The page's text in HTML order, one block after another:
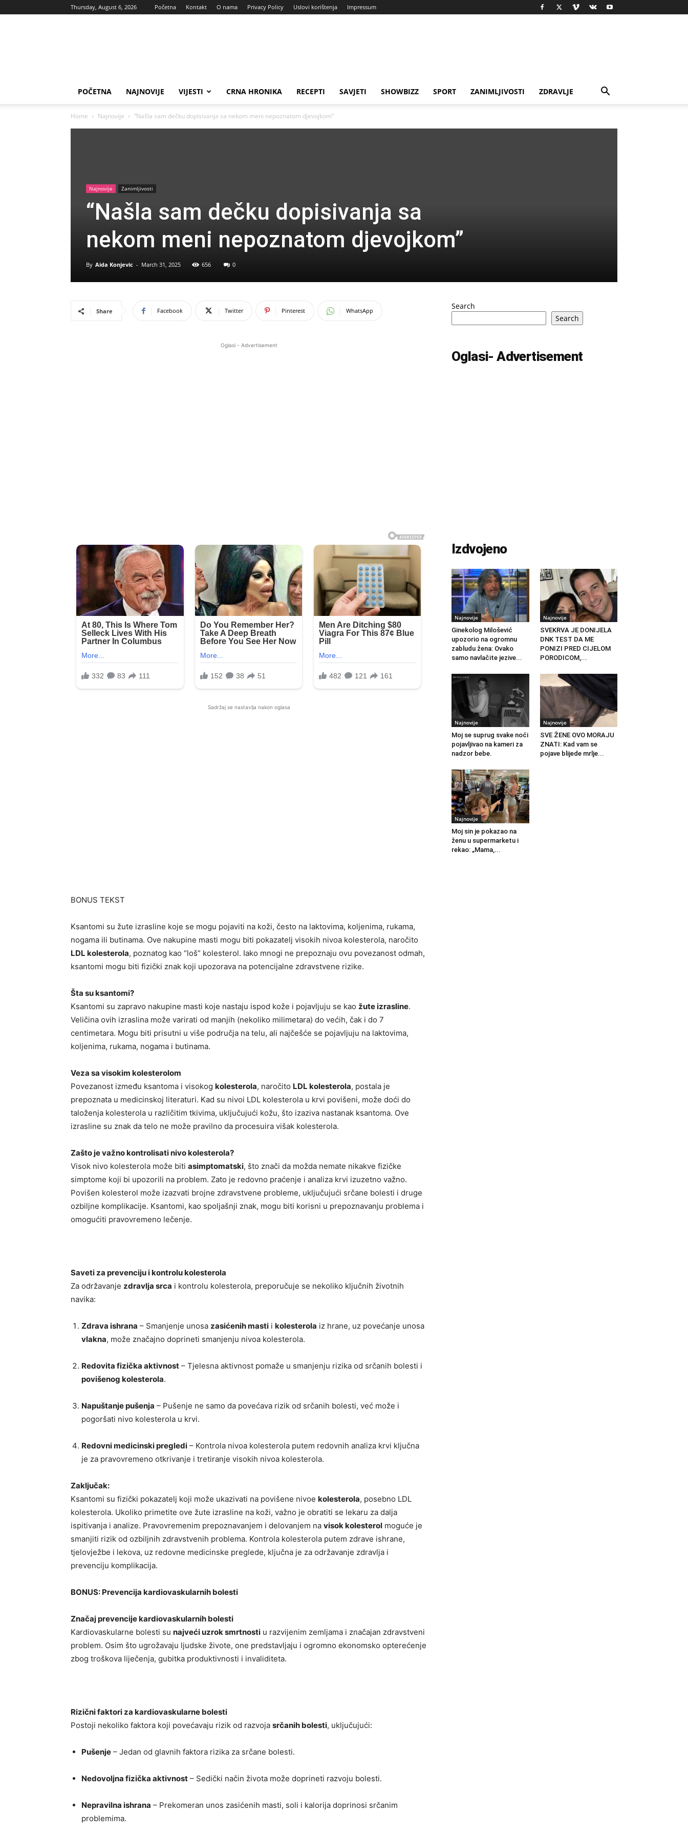
Thursday, August 6, 2026 Početna Kontakt O nama Privacy Policy Uslovi korištenja Impressum
POČETNA NAJNOVIJE VIJESTI CRNA HRONIKA RECEPTI SAVJETI SHOWBIZZ SPORT ZANIMLJIVOSTI ZDRAVLJE
Home Najnovije “Našla sam dečku dopisivanja sa nekom meni nepoznatom djevojkom”
Najnovije Zanimljivosti
“Našla sam dečku dopisivanja sa
nekom meni nepoznatom djevojkom”
By Aida Konjevic - March 31, 2025 656 0
Share Facebook Twitter Pinterest WhatsApp
Oglasi - Advertisement
Sadržaj se nastavlja nakon oglasa
BONUS TEKST
Ksantomi su žute izrasline koje se mogu pojaviti na koži, često na laktovima, koljenima, rukama,
nogama ili butinama. Ove nakupine masti mogu biti pokazatelj visokih nivoa kolesterola, naročito
LDL kolesterola, poznatog kao “loš” kolesterol. Iako mnogi ne prepoznaju ovu povezanost odmah,
ksantomi mogu biti fizički znak koji upozorava na potencijalne zdravstvene rizike.
Šta su ksantomi?
Ksantomi su zapravo nakupine masti koje nastaju ispod kože i pojavljuju se kao žute izrasline.
Veličina ovih izraslina može varirati od manjih (nekoliko milimetara) do većih, čak i do 7
centimetara. Mogu biti prisutni u više područja na telu, ali najčešće se pojavljuju na laktovima,
koljenima, rukama, nogama i butinama.
Veza sa visokim kolesterolom
Povezanost između ksantoma i visokog kolesterola, naročito LDL kolesterola, postala je
prepoznata u medicinskoj literaturi. Kad su nivoi LDL kolesterola u krvi povišeni, može doći do
taloženja kolesterola u različitim tkivima, uključujući kožu, što izaziva nastanak ksantoma. Ove
izrasline su znak da telo ne može pravilno da procesuira višak kolesterola.
Zašto je važno kontrolisati nivo kolesterola?
Visok nivo kolesterola može biti asimptomatski, što znači da možda nemate nikakve fizičke
simptome koji bi upozorili na problem. Zato je redovno praćenje i analiza krvi izuzetno važno.
Povišen kolesterol može izazvati brojne zdravstvene probleme, uključujući srčane bolesti i druge
ozbiljne komplikacije. Ksantomi, kao spoljašnji znak, mogu biti korisni u prepoznavanju problema i
omogućiti pravovremeno lečenje.
Saveti za prevenciju i kontrolu kolesterola
Za održavanje zdravlja srca i kontrolu kolesterola, preporučuje se nekoliko ključnih životnih
navika:
Zdrava ishrana – Smanjenje unosa zasićenih masti i kolesterola iz hrane, uz povećanje unosa
vlakna, može značajno doprineti smanjenju nivoa kolesterola.
Redovita fizička aktivnost – Tjelesna aktivnost pomaže u smanjenju rizika od srčanih bolesti i
povišenog kolesterola.
Napuštanje pušenja – Pušenje ne samo da povećava rizik od srčanih bolesti, već može i
pogoršati nivo kolesterola u krvi.
Redovni medicinski pregledi – Kontrola nivoa kolesterola putem redovnih analiza krvi ključna
je za pravovremeno otkrivanje i tretiranje visokih nivoa kolesterola.
Zaključak:
Ksantomi su fizički pokazatelj koji može ukazivati na povišene nivoe kolesterola, posebno LDL
kolesterola. Ukoliko primetite ove žute izrasline na koži, važno je obratiti se lekaru za dalja
ispitivanja i analize. Pravovremenim prepoznavanjem i delovanjem na visok kolesterol moguće je
smanjiti rizik od ozbiljnih zdravstvenih problema. Kontrola kolesterola putem zdrave ishrane,
tjelovježbe i lekova, uz redovne medicinske preglede, ključna je za održavanje zdravlja i
prevenciju komplikacija.
BONUS: Prevencija kardiovaskularnih bolesti
Značaj prevencije kardiovaskularnih bolesti
Kardiovaskularne bolesti su najveći uzrok smrtnosti u razvijenim zemljama i značajan zdravstveni
problem. Osim što ugrožavaju ljudske živote, one predstavljaju i ogromno ekonomsko opterećenje
zbog troškova liječenja, gubitka produktivnosti i invaliditeta.
Rizični faktori za kardiovaskularne bolesti
Postoji nekoliko faktora koji povećavaju rizik od razvoja srčanih bolesti, uključujući:
Pušenje – Jedan od glavnih faktora rizika za srčane bolesti.
Nedovoljna fizička aktivnost – Sedički način života može doprineti razvoju bolesti.
Nepravilna ishrana – Prekomeran unos zasićenih masti, soli i kalorija doprinosi srčanim
problemima.
Search
Search
Oglasi- Advertisement
Izdvojeno
Najnovije
Ginekolog Milošević
upozorio na ogromnu
zabludu žena: Ovako
samo navlačite jezive...
Najnovije
SVEKRVA JE DONIJELA
DNK TEST DA ME
PONIZI PRED CIJELOM
PORODICOM,...
Najnovije
Moj se suprug svake noći
pojavljivao na kameri za
nadzor bebe.
Najnovije
SVE ŽENE OVO MORAJU
ZNATI: Kad vam se
pojave blijede mrlje...
Najnovije
Moj sin je pokazao na
ženu u supermarketu i
rekao: „Mama,...